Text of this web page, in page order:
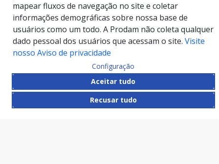
mapear fluxos de navegação no site e coletar
informações demográficas sobre nossa base de
usuários como um todo. A Prodam não coleta qualquer
dado pessoal dos usuários que acessam o site. Visite
nosso Aviso de privacidade
Configuração
Aceitar tudo
Recusar tudo